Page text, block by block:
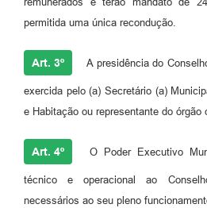
permitida uma única recondução.
Art. 3º A presidência do
exercida pelo (a) Secretário (a)
e Habitação ou representante do órgão
Art. 4º O Poder Executivo
técnico e operacional ao
necessários ao seu pleno